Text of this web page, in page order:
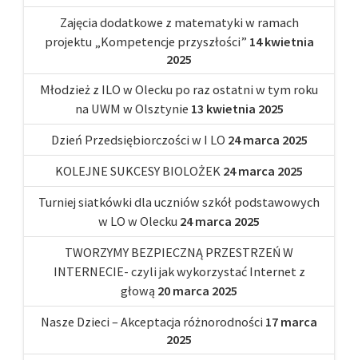
Zajęcia dodatkowe z matematyki w ramach
projektu „Kompetencje przyszłości” 14 kwietnia
2025
Młodzież z ILO w Olecku po raz ostatni w tym roku
na UWM w Olsztynie 13 kwietnia 2025
Dzień Przedsiębiorczości w I LO 24 marca 2025
KOLEJNE SUKCESY BIOLOŻEK 24 marca 2025
Turniej siatkówki dla uczniów szkół podstawowych
w LO w Olecku 24 marca 2025
TWORZYMY BEZPIECZNĄ PRZESTRZEŃ W
INTERNECIE- czyli jak wykorzystać Internet z
głową 20 marca 2025
Nasze Dzieci – Akceptacja różnorodności 17 marca
2025